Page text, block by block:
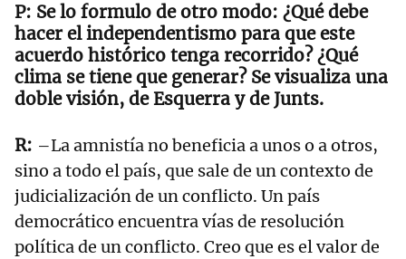
Se lo formulo de otro modo: ¿Qué debe
hacer el independentismo para que este
acuerdo histórico tenga recorrido? ¿Qué
clima se tiene que generar? Se visualiza una
doble visión, de Esquerra y de Junts.
–La amnistía no beneficia a unos o a otros,
sino a todo el país, que sale de un contexto de
judicialización de un conflicto. Un país
democrático encuentra vías de resolución
política de un conflicto. Creo que es el valor de